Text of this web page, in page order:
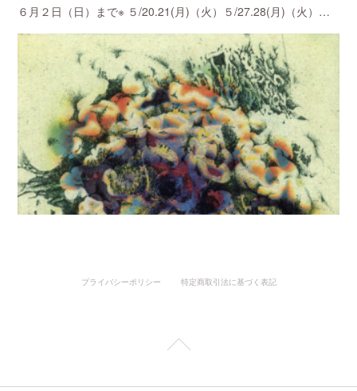
６月２日（日）まで※ ５/20.21(月)（火）５/27.28(月)（火）…
プライバシーポリシー 特定商取引法に基づく表記